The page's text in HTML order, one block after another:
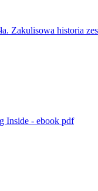
Zakulisowa historia
Inside - ebook pdf